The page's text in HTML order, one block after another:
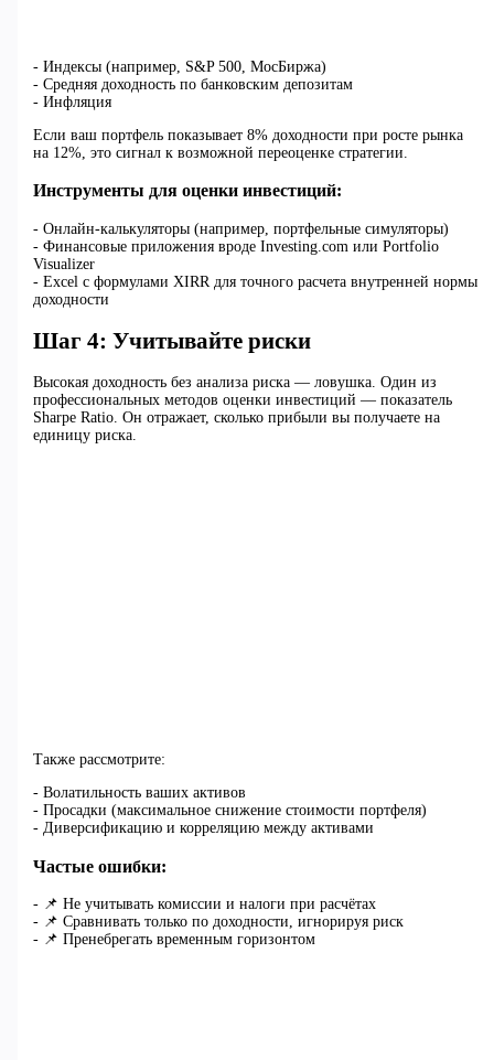
- Индексы (например, S&P 500, МосБиржа)
- Средняя доходность по банковским депозитам
- Инфляция
Если ваш портфель показывает 8% доходности при росте рынка
на 12%, это сигнал к возможной переоценке стратегии.
Инструменты для оценки инвестиций:
- Онлайн-калькуляторы (например, портфельные симуляторы)
- Финансовые приложения вроде Investing.com или Portfolio
Visualizer
- Excel с формулами XIRR для точного расчета внутренней нормы
доходности
Шаг 4: Учитывайте риски
Высокая доходность без анализа риска — ловушка. Один из
профессиональных методов оценки инвестиций — показатель
Sharpe Ratio. Он отражает, сколько прибыли вы получаете на
единицу риска.
Также рассмотрите:
- Волатильность ваших активов
- Просадки (максимальное снижение стоимости портфеля)
- Диверсификацию и корреляцию между активами
Частые ошибки:
- 📌 Не учитывать комиссии и налоги при расчётах
- 📌 Сравнивать только по доходности, игнорируя риск
- 📌 Пренебрегать временным горизонтом